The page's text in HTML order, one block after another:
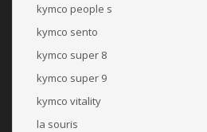
kymco people s
kymco sento
kymco super 8
kymco super 9
kymco vitality
la souris